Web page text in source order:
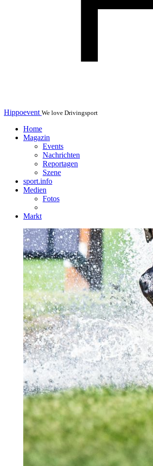
Hippoevent We love Drivingsport
Home
Magazin
Events
Nachrichten
Reportagen
Szene
sport.info
Medien
Fotos
Markt